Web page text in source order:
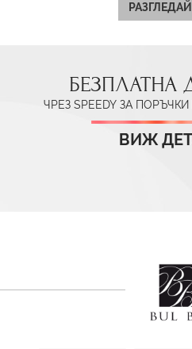
БЕЗПЛАТНА
ЧРЕЗ SPEEDY ЗА
ВИЖ